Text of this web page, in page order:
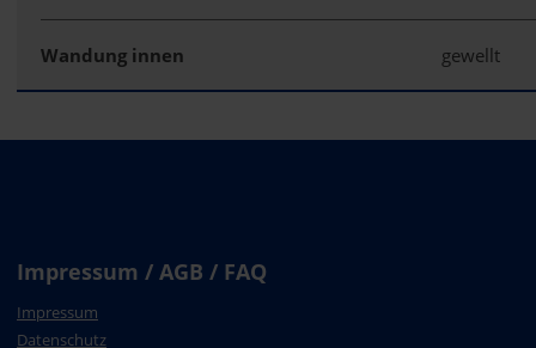
Wandung innen gewellt
Impressum / AGB / FAQ
Impressum
Datenschutz